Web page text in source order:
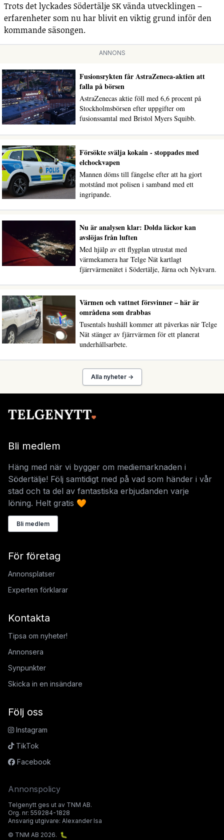
Trots det lyckades Södertälje SK vända utvecklingen –
erfarenheter som nu har blivit en viktig grund inför den
kommande säsongen.
ANNONS
Fusionsrykten får AstraZeneca-aktien att
falla på börsen
AstraZenecas aktie föll med 6,6 procent på
Stockholmsbörsen efter uppgifter om
fusionssamtal med Bristol Myers Squibb.
Försökte svälja kokain - stoppades med
elchockvapen
Mannen döms till fängelse efter att ha gjort
motstånd mot polisen i samband med ett
ingripande.
Nu är analysen klar: Dolda läckor kan
avslöjas från luften
Med hjälp av ett flygplan utrustat med
värmekamera har Telge Nät kartlagt
fjärrvärmenätet i Södertälje, Järna och Nykvarn.
Värmen och vattnet försvinner – här är
områdena som drabbas
Tusentals hushåll kommer att påverkas när Telge
Nät stänger av fjärrvärmen för ett planerat
underhållsarbete.
Alla nyheter →
Bli medlem
Häng med när vi bygger om mediemarknaden i
Södertälje! Följ samtidigt med på vad som händer i vår
stad och ta del av fantastiska erbjudanden varje
löning. Helt gratis 🧡
Bli medlem
För företag
Annonsplatser
Experten förklarar
Kontakta
Tipsa om nyheter!
Annonsera
Synpunkter
Skicka in en insändare
Följ oss
Instagram
TikTok
Facebook
Annonspolicy
Telgenytt ges ut av TNM AB.
Org. nr: 559284-1828
Ansvarig utgivare: Alexander Isa
© TNM AB 2026. 🐛